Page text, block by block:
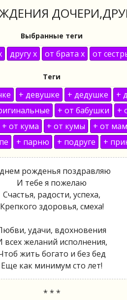
Выбранные теги
другу x от брата x от
Теги
+ девушке + дедушке +
+ от бабушки +
+ от кума + от кумы + от
+ парню + подруге +
рожденья поздравляю
И тебе я пожелаю
Счастья, радости, успеха,
Крепкого здоровья, смеха!
удачи, вдохновения
всех желаний исполнения,
жить богато и без бед
Еще как минимум сто лет!
* * *